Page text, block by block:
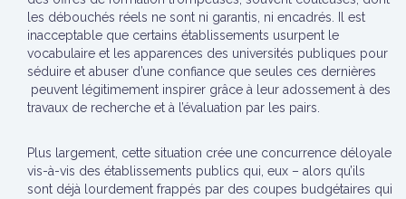
les débouchés réels ne sont ni garantis, ni encadrés. Il est
inacceptable que certains établissements usurpent le
vocabulaire et les apparences des universités publiques pour
séduire et abuser d’une confiance que seules ces dernières
peuvent légitimement inspirer grâce à leur adossement à des
travaux de recherche et à l’évaluation par les pairs.
Plus largement, cette situation crée une concurrence déloyale
vis-à-vis des établissements publics qui, eux – alors qu’ils
sont déjà lourdement frappés par des coupes budgétaires qui